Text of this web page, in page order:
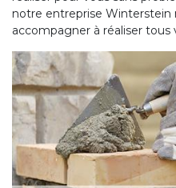
notre entreprise Winterstein
accompagner à réaliser tous